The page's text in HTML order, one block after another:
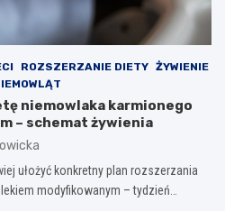
ROZSZERZANIE DIETY ŻYWIENIE
niemowlaka karmionego
– schemat żywienia
ułożyć konkretny plan rozszerzania
modyfikowanym – tydzień…